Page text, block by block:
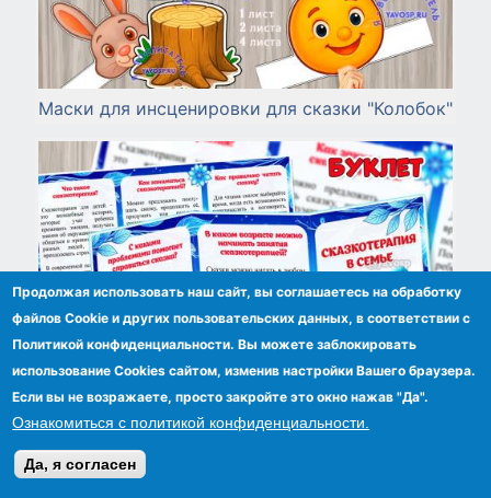
Маски для инсценировки для сказки "Колобок"
Продолжая использовать наш сайт, вы соглашаетесь на обработку
файлов Сookie и других пользовательских данных, в соответствии с
Политикой конфиденциальности. Вы можете заблокировать
использование Cookies сайтом, изменив настройки Вашего браузера.
Если вы не возражаете, просто закройте это окно нажав "Да".
Ознакомиться с политикой конфиденциальности.
Да, я согласен